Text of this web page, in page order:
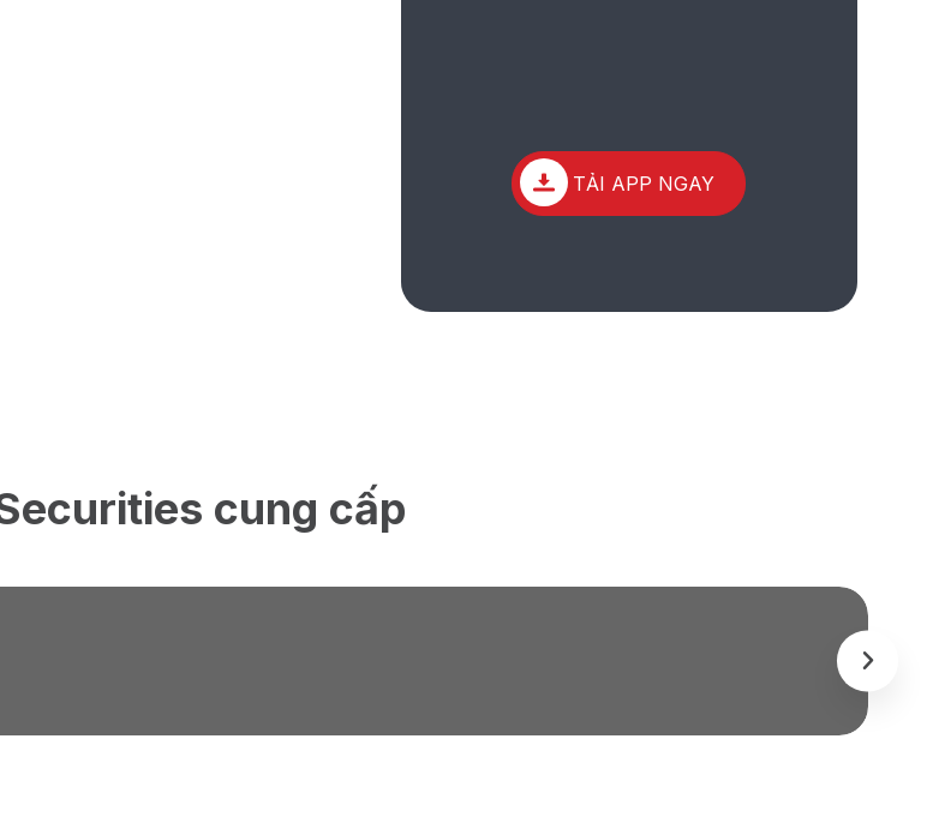
TẢI APP NGAY
cung cấp